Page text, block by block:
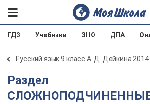
ГДЗ Учебники ЗНО ДПА
Русский язык 9 класс А. Д. Дейкина 2014
Раздел